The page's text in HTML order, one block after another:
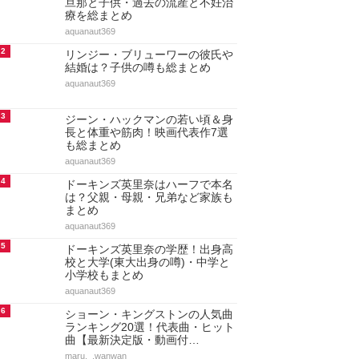
療を総まとめ
aquanaut369
2
リンジー・ブリューワーの彼氏や
結婚は？子供の噂も総まとめ
aquanaut369
3
ジーン・ハックマンの若い頃＆身
長と体重や筋肉！映画代表作7選
も総まとめ
aquanaut369
4
ドーキンズ英里奈はハーフで本名
は？父親・母親・兄弟など家族も
まとめ
aquanaut369
5
ドーキンズ英里奈の学歴！出身高
校と大学(東大出身の噂)・中学と
小学校もまとめ
aquanaut369
6
ショーン・キングストンの人気曲
ランキング20選！代表曲・ヒット
曲【最新決定版・動画付…
maru._.wanwan